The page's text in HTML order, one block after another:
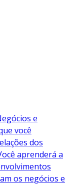
e
você
dos
aprenderá a
os negócios e